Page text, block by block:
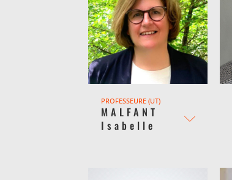
PROFESSEURE (UT)
MALFANT
Isabelle